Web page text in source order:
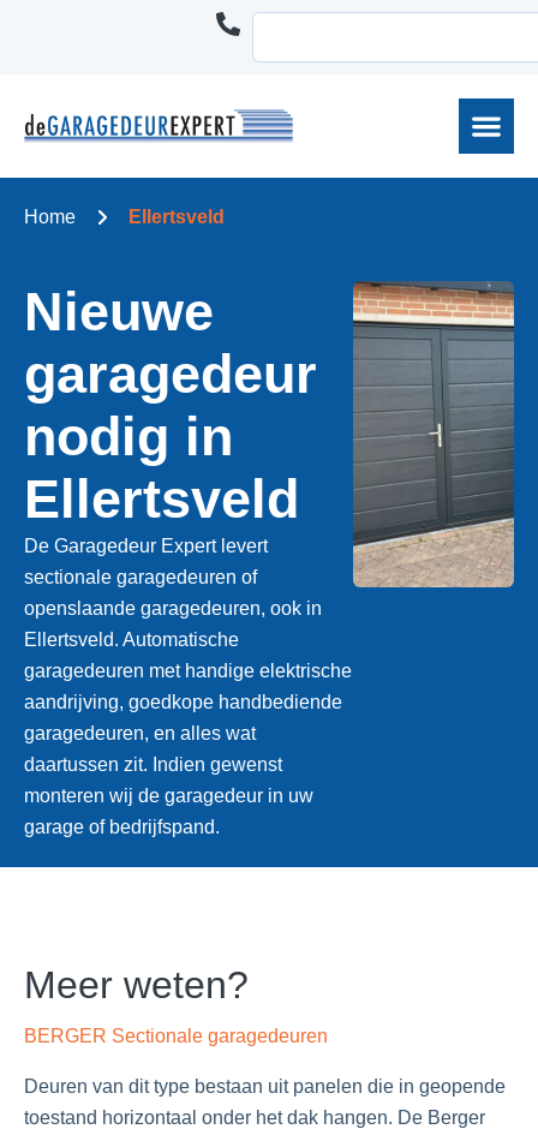
Home Ellertsveld
Nieuwe
garagedeur
nodig in
Ellertsveld
De Garagedeur Expert levert
sectionale garagedeuren of
openslaande garagedeuren, ook in
Ellertsveld. Automatische
garagedeuren met handige elektrische
aandrijving, goedkope handbediende
garagedeuren, en alles wat
daartussen zit. Indien gewenst
monteren wij de garagedeur in uw
garage of bedrijfspand.
Meer weten?
BERGER Sectionale garagedeuren
Deuren van dit type bestaan uit panelen die in geopende
toestand horizontaal onder het dak hangen. De Berger